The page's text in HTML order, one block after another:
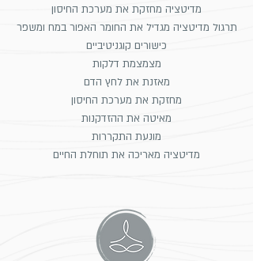
מדיטציה מחזקת את מערכת החיסון
תרגול מדיטציה מגדיל את החומר האפור במח ומשפר
כישורים קוגניטיביים
מצמצמת דלקות
מאזנת את לחץ הדם
מחזקת את מערכת החיסון
מאיטה את ההזדקנות
מונעת התקררות
מדיטציה מאריכה את תוחלת החיים